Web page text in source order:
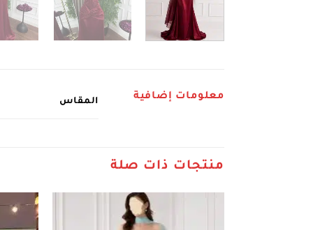
معلومات إضافية المقاس
منتجات ذات صلة